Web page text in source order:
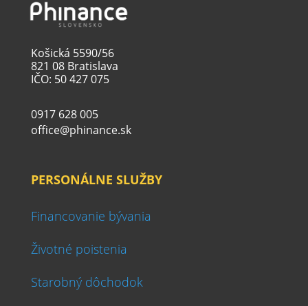
Košická 5590/56
821 08 Bratislava
IČO: 50 427 075
0917 628 005
office@phinance.sk
PERSONÁLNE SLUŽBY
Financovanie bývania
Životné poistenia
Starobný dôchodok